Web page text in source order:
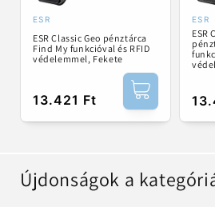
Forgalmazó:
ESR
ESR Classic Geo pénztárca
Find My funkcióval és RFID
védelemmel, Fekete
Normál
ár
13.421 Ft
ESR
ESR
ár
Újdonságok a